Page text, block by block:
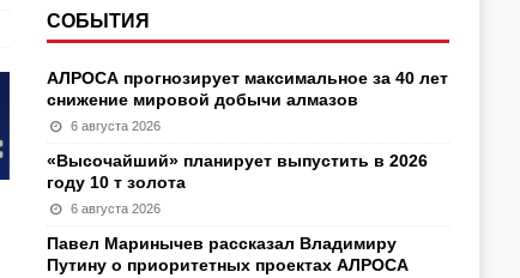
СОБЫТИЯ
АЛРОСА прогнозирует максимальное за 40 лет
снижение мировой добычи алмазов
6 августа 2026
«Высочайший» планирует выпустить в 2026
году 10 т золота
6 августа 2026
Павел Маринычев рассказал Владимиру
Путину о приоритетных проектах АЛРОСА